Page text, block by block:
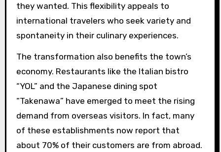
they wanted. This flexibility appeals to
international travelers who seek variety and
spontaneity in their culinary experiences.
The transformation also benefits the town’s
economy. Restaurants like the Italian bistro
“YOL” and the Japanese dining spot
“Takenawa” have emerged to meet the rising
demand from overseas visitors. In fact, many
of these establishments now report that
about 70% of their customers are from abroad.